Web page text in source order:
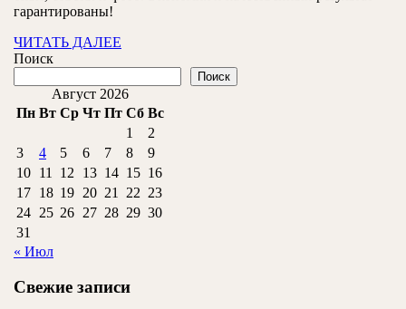
до
результата
гарантированы!
ЧИТАТЬ ДАЛЕЕ
Поиск
Поиск
Август 2026
Пн Вт Ср Чт Пт Сб Вс
1
2
3
4 5 6 7 8
9
10 11 12 13 14 15 16
17 18 19 20 21 22 23
24 25 26 27 28 29 30
31
« Июл
Свежие записи